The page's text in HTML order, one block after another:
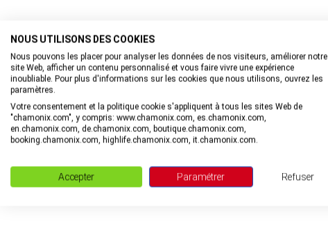
NOUS UTILISONS DES COOKIES
Nous pouvons les placer pour analyser les données de nos visiteurs, améliorer notre
site Web, afficher un contenu personnalisé et vous faire vivre une expérience
inoubliable. Pour plus d'informations sur les cookies que nous utilisons, ouvrez les
paramètres.
Votre consentement et la politique cookie s'appliquent à tous les sites Web de
"chamonix.com", y compris: www.chamonix.com, es.chamonix.com,
en.chamonix.com, de.chamonix.com, boutique.chamonix.com,
booking.chamonix.com, highlife.chamonix.com, it.chamonix.com.
Accepter Paramétrer Refuser